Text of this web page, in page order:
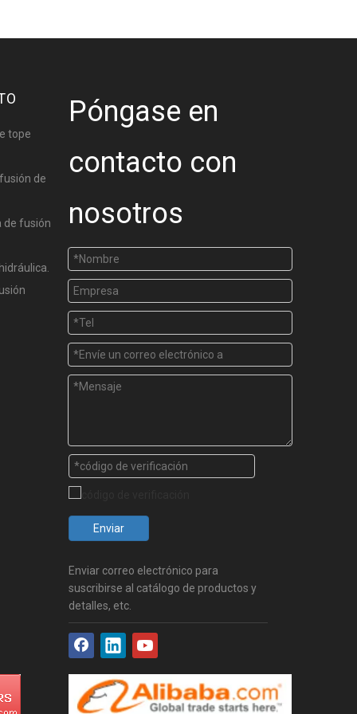
tope
de
de fusión
Póngase en
contacto con
nosotros
Enviar
Enviar correo electrónico para
suscribirse al catálogo de productos y
detalles, etc.